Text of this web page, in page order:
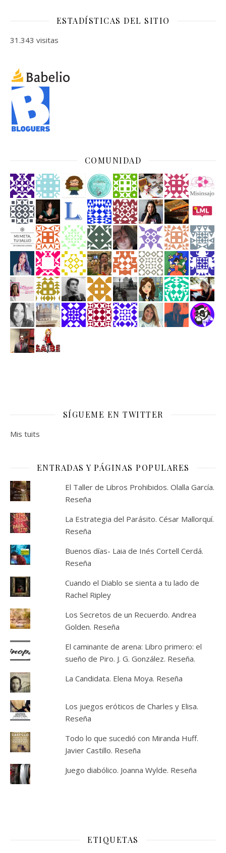
ESTADÍSTICAS DEL SITIO
31.343 visitas
COMUNIDAD
SÍGUEME EN TWITTER
Mis tuits
ENTRADAS Y PÁGINAS POPULARES
El Taller de Libros Prohibidos. Olalla García.
Reseña
La Estrategia del Parásito. César Mallorquí.
Reseña
Buenos días- Laia de Inés Cortell Cerdá.
Reseña
Cuando el Diablo se sienta a tu lado de
Rachel Ripley
Los Secretos de un Recuerdo. Andrea
Golden. Reseña
El caminante de arena: Libro primero: el
sueño de Piro. J. G. González. Reseña.
La Candidata. Elena Moya. Reseña
Los juegos eróticos de Charles y Elisa.
Reseña
Todo lo que sucedió con Miranda Huff.
Javier Castillo. Reseña
Juego diabólico. Joanna Wylde. Reseña
ETIQUETAS